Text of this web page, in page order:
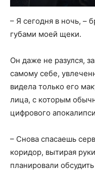
– Я сегодня в ночь, –
губами моей щеки.
Он даже не разулся,
самому себе,
видела только его
лица, с которым
цифрового
– Снова спасаешь
коридор, вытирая
планировали